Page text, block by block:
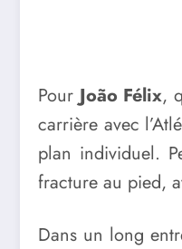
PourJoão Félix,
carrière avec
plan individuel.
fracture au pied,
Dans un long